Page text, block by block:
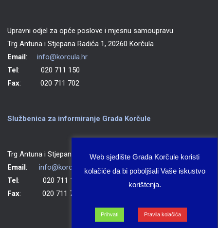
Upravni odjel za opće poslove i mjesnu samoupravu
Trg Antuna i Stjepana Radića 1, 20260 Korčula
Email: info@korcula.hr
Tel: 020 711 150
Fax: 020 711 702
Službenica za informiranje Grada Korčule
Trg Antuna i Stjepana Radića 1, 20260 Korčula
Email: info@korcula.hr
Tel: 020 711 150
Fax: 020 711 702
Web sjedište Grada Korčule koristi
kolačiće da bi poboljšali Vaše iskustvo
korištenja.
Prihvati Pravila kolačića